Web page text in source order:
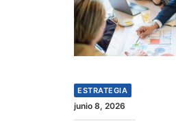
ESTRATEGIA
junio 8, 2026